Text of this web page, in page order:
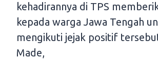
kehadirannya di TPS
kepada warga Jawa Tengah
mengikuti jejak positif
Made,